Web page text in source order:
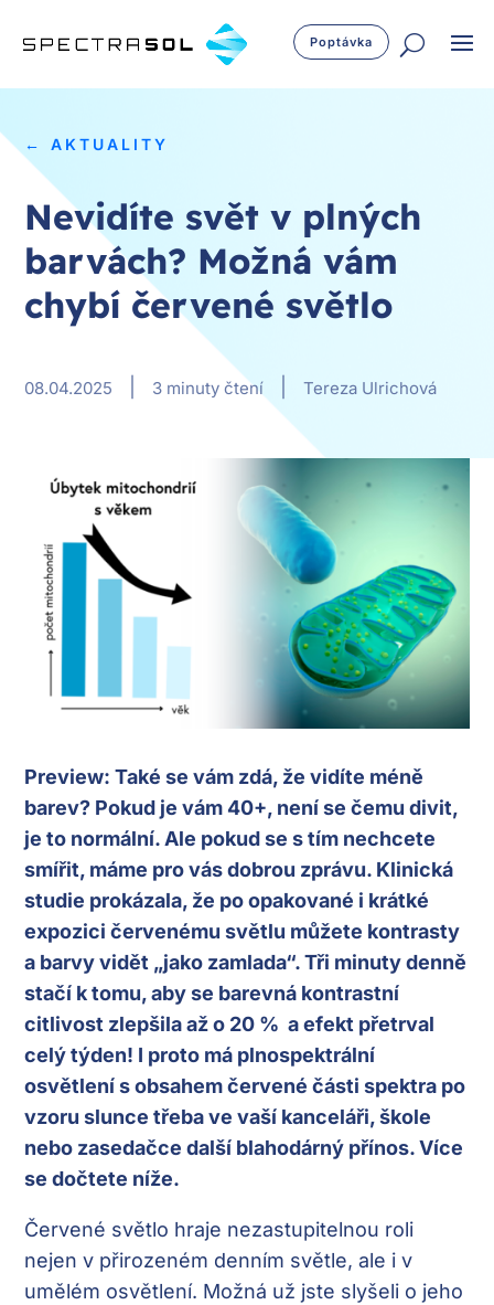
Poptávka
← AKTUALITY
Nevidíte svět v plných
barvách? Možná vám
chybí červené světlo
08.04.2025 3 minuty čtení Tereza Ulrichová
Preview: Také se vám zdá, že vidíte méně
barev? Pokud je vám 40+, není se čemu divit,
je to normální. Ale pokud se s tím nechcete
smířit, máme pro vás dobrou zprávu. Klinická
studie prokázala, že po opakované i krátké
expozici červenému světlu můžete kontrasty
a barvy vidět „jako zamlada“. Tři minuty denně
stačí k tomu, aby se barevná kontrastní
citlivost zlepšila až o 20 % a efekt přetrval
celý týden! I proto má plnospektrální
osvětlení s obsahem červené části spektra po
vzoru slunce třeba ve vaší kanceláři, škole
nebo zasedačce další blahodárný přínos. Více
se dočtete níže.
Červené světlo hraje nezastupitelnou roli
nejen v přirozeném denním světle, ale i v
umělém osvětlení. Možná už jste slyšeli o jeho